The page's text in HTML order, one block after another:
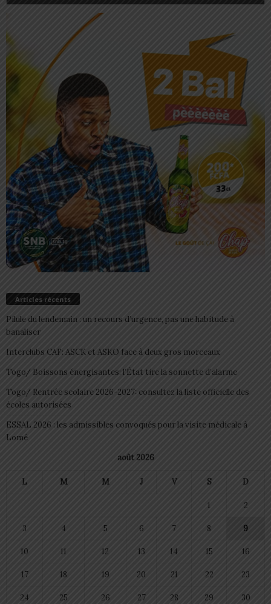
Articles récents
Pilule du lendemain : un recours d’urgence, pas une habitude à
banaliser
Interclubs CAF: ASCK et ASKO face à deux gros morceaux
Togo/ Boissons énergisantes: l’État tire la sonnette d’alarme
Togo/ Rentrée scolaire 2026-2027: consultez la liste officielle des
écoles autorisées
ESSAL 2026 : les admissibles convoqués pour la visite médicale à
Lomé
août 2026
L M M J V S D
1 2
3 4 5 6 7 8 9
10 11 12 13 14 15 16
17 18 19 20 21 22 23
24 25 26 27 28 29 30